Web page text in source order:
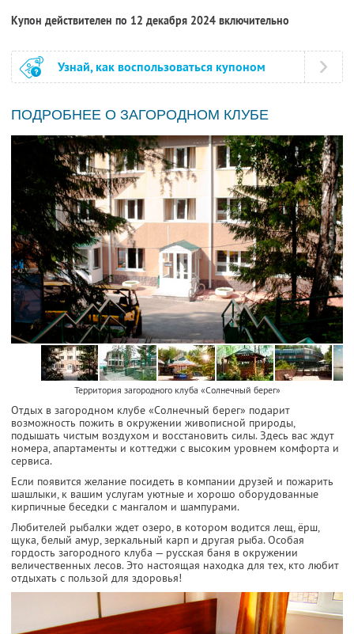
Купон действителен по 12 декабря 2024 включительно
Узнай, как воспользоваться купоном
ПОДРОБНЕЕ О ЗАГОРОДНОМ КЛУБЕ
Территория загородного клуба «Солнечный берег»
Отдых в загородном клубе «Солнечный берег» подарит
возможность пожить в окружении живописной природы,
подышать чистым воздухом и восстановить силы. Здесь вас ждут
номера, апартаменты и коттеджи с высоким уровнем комфорта и
сервиса.
Если появится желание посидеть в компании друзей и пожарить
шашлыки, к вашим услугам уютные и хорошо оборудованные
кирпичные беседки с мангалом и шампурами.
Любителей рыбалки ждет озеро, в котором водится лещ, ёрш,
щука, белый амур, зеркальный карп и другая рыба. Особая
гордость загородного клуба — русская баня в окружении
величественных лесов. Это настоящая находка для тех, кто любит
отдыхать с пользой для здоровья!